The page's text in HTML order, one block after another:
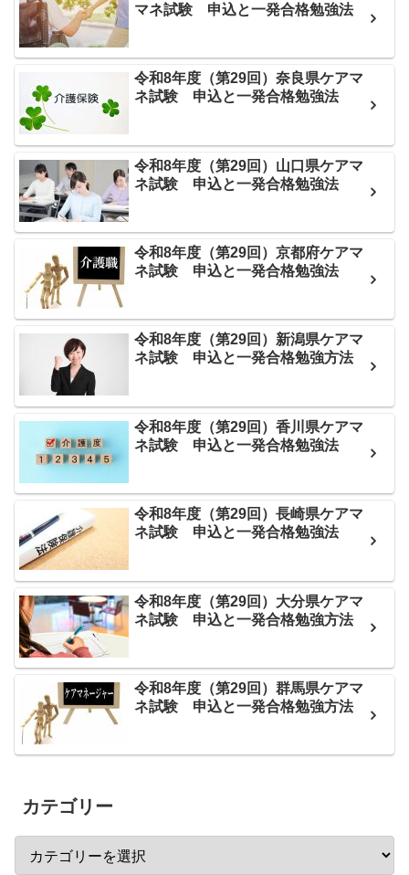
マネ試験 申込と一発合格勉強法
令和8年度（第29回）奈良県ケアマ
ネ試験 申込と一発合格勉強法
令和8年度（第29回）山口県ケアマ
ネ試験 申込と一発合格勉強法
令和8年度（第29回）京都府ケアマ
ネ試験 申込と一発合格勉強法
令和8年度（第29回）新潟県ケアマ
ネ試験 申込と一発合格勉強方法
令和8年度（第29回）香川県ケアマ
ネ試験 申込と一発合格勉強法
令和8年度（第29回）長崎県ケアマ
ネ試験 申込と一発合格勉強法
令和8年度（第29回）大分県ケアマ
ネ試験 申込と一発合格勉強方法
令和8年度（第29回）群馬県ケアマ
ネ試験 申込と一発合格勉強方法
カテゴリー